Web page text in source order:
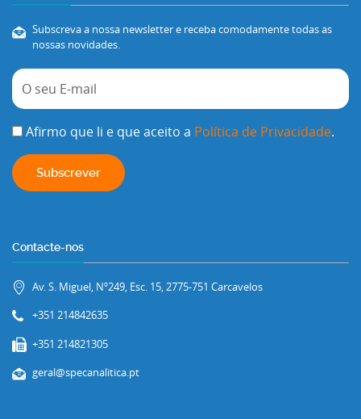
Subscreva a nossa newsletter e receba comodamente todas as
nossas novidades.
Afirmo que li e que aceito a Política de Privacidade.
Contacte-nos
Av. S. Miguel, Nº249, Esc. 15, 2775-751 Carcavelos
+351 214842635
+351 214821305
geral@specanalitica.pt